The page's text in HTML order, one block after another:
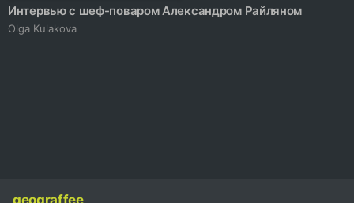
Интервью с шеф-поваром Александром Райляном
Olga Kulakova